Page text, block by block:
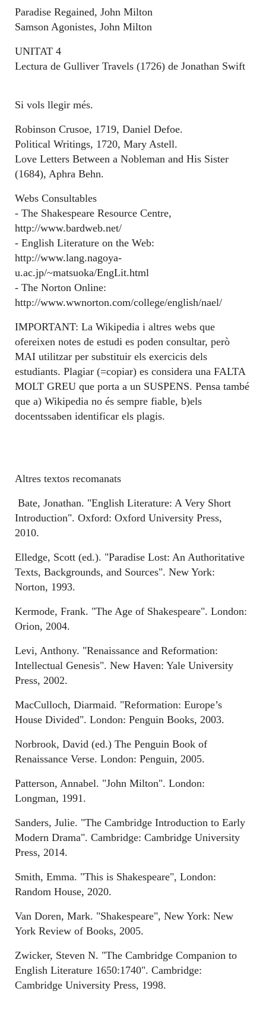
Paradise Regained, John Milton
Samson Agonistes, John Milton
UNITAT 4
Lectura de Gulliver Travels (1726) de Jonathan Swift
Si vols llegir més.
Robinson Crusoe, 1719, Daniel Defoe.
Political Writings, 1720, Mary Astell.
Love Letters Between a Nobleman and His Sister
(1684), Aphra Behn.
Webs Consultables
- The Shakespeare Resource Centre,
http://www.bardweb.net/
- English Literature on the Web:
http://www.lang.nagoya-
u.ac.jp/~matsuoka/EngLit.html
- The Norton Online:
http://www.wwnorton.com/college/english/nael/
IMPORTANT: La Wikipedia i altres webs que
ofereixen notes de estudi es poden consultar, però
MAI utilitzar per substituir els exercicis dels
estudiants. Plagiar (=copiar) es considera una FALTA
MOLT GREU que porta a un SUSPENS. Pensa també
que a) Wikipedia no és sempre fiable, b)els
docentssaben identificar els plagis.
Altres textos recomanats
Bate, Jonathan. "English Literature: A Very Short
Introduction". Oxford: Oxford University Press,
2010.
Elledge, Scott (ed.). "Paradise Lost: An Authoritative
Texts, Backgrounds, and Sources". New York:
Norton, 1993.
Kermode, Frank. "The Age of Shakespeare". London:
Orion, 2004.
Levi, Anthony. "Renaissance and Reformation:
Intellectual Genesis". New Haven: Yale University
Press, 2002.
MacCulloch, Diarmaid. "Reformation: Europe’s
House Divided". London: Penguin Books, 2003.
Norbrook, David (ed.) The Penguin Book of
Renaissance Verse. London: Penguin, 2005.
Patterson, Annabel. "John Milton". London:
Longman, 1991.
Sanders, Julie. "The Cambridge Introduction to Early
Modern Drama". Cambridge: Cambridge University
Press, 2014.
Smith, Emma. "This is Shakespeare", London:
Random House, 2020.
Van Doren, Mark. "Shakespeare", New York: New
York Review of Books, 2005.
Zwicker, Steven N. "The Cambridge Companion to
English Literature 1650:1740". Cambridge:
Cambridge University Press, 1998.